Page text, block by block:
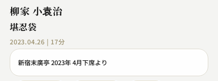
柳家 小袁治
堪忍袋
2023.04.26 | 17分
新宿末廣亭 2023年 4月下席より